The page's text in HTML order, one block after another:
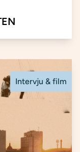
Intervju & film